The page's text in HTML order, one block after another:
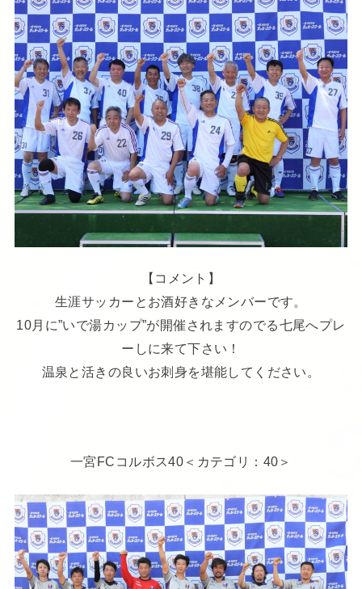
【コメント】
生涯サッカーとお酒好きなメンバーです。
10月に”いで湯カップ”が開催されますのでる七尾へプレ
ーしに来て下さい！
温泉と活きの良いお刺身を堪能してください。
一宮FCコルボス40＜カテゴリ：40＞